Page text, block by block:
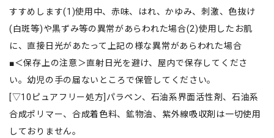
すすめします(1)使用中、赤味、はれ、かゆみ、刺激、色抜け
(白斑等)や黒ずみ等の異常があらわれた場合(2)使用したお肌
に、直接日光があたって上記の様な異常があらわれた場合
■＜保存上の注意＞直射日光を避け、屋内で保存してくださ
い。幼児の手の届ないところで保管してください。
[▽10ピュアフリー処方]パラペン、石油系界面活性剤、石油系
合成ポリマー、合成着色料、鉱物油、紫外線吸収剤は一切使用
しておりません。